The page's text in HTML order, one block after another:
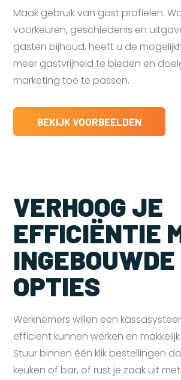
Maak gebruik van gast profielen.
voorkeuren, geschiedenis en
gasten bijhoud, heeft u de
meer gastvrijheid te bieden en
marketing toe te passen.
BEKIJK VOORBEELDEN
VERHOOG JE
EFFICIËNTIE
INGEBOUWDE
OPTIES
Werknemers willen een
efficient kunnen werken en
Stuur binnen één klik bestellingen
keuken of bar, of rust je zaak uit